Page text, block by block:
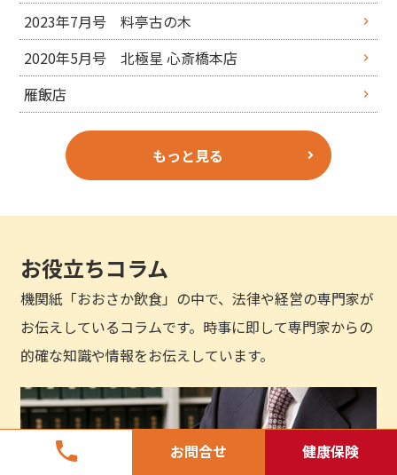
phone お問合せ 健康保険
2023年7月号 料亭古の木
2020年5月号 北極星 心斎橋本店
雁飯店
もっと見る
お役立ちコラム
機関紙「おおさか飲食」の中で、法律や経営の専門家が
お伝えしているコラムです。時事に即して専門家からの
的確な知識や情報をお伝えしています。